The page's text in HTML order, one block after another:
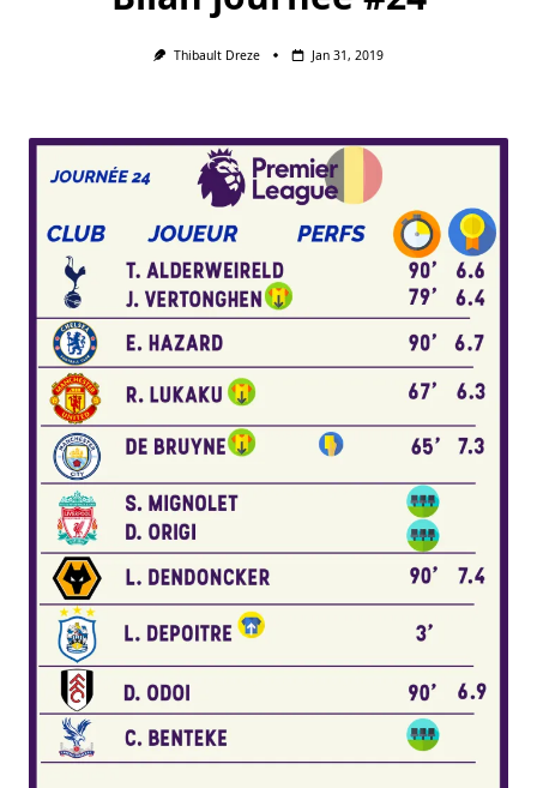
Thibault Dreze Jan 31, 2019